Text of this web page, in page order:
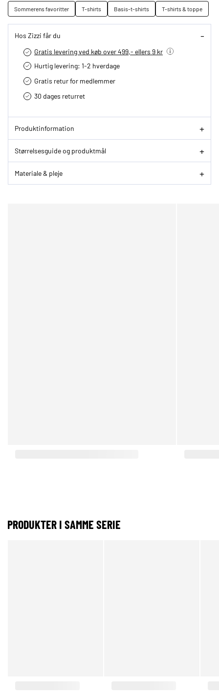
Sommerens favoritter T-shirts Basis-t-shirts T-shirts & toppe
Hos Zizzi får du
Gratis levering ved køb over 499,- ellers 9 kr
Hurtig levering­: 1-2 hverdage
Gratis retur for medlemmer
30 dages returret
Produktinformation
Størrelsesguide og produktmål
Materiale & pleje
PRODUKTER I SAMME SERIE